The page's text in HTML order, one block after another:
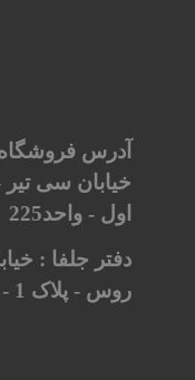
آدرس
خیابان سی
اول - واحد225
دفتر جلفا :
روس - پلاک 1 - تلفن 04142022837